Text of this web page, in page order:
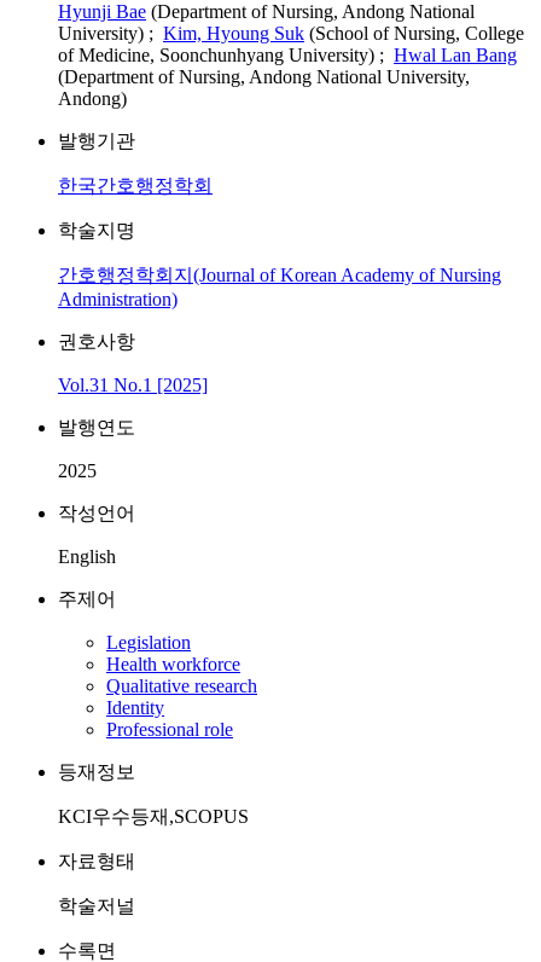
Hyunji Bae (Department of Nursing, Andong National
University) ; Kim, Hyoung Suk (School of Nursing, College
of Medicine, Soonchunhyang University) ; Hwal Lan Bang
(Department of Nursing, Andong National University,
Andong)
발행기관
한국간호행정학회
학술지명
간호행정학회지(Journal of Korean Academy of Nursing
Administration)
권호사항
Vol.31 No.1 [2025]
발행연도
2025
작성언어
English
주제어
Legislation
Health workforce
Qualitative research
Identity
Professional role
등재정보
KCI우수등재,SCOPUS
자료형태
학술저널
수록면